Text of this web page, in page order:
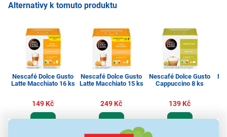
Alternativy k tomuto produktu
Nescafé Dolce Gusto
Latte Macchiato 16 ks
149 Kč
Nescafé Dolce Gusto
Latte Macchiato 15 ks
249 Kč
Nescafé Dolce Gusto
Cappuccino 8 ks
139 Kč